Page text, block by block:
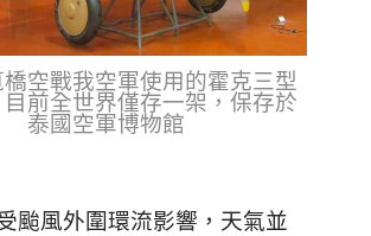
橋空戰我空軍使用的霍克三型
前全世界僅存一架，保存於
泰國空軍博物館
颱風外圍環流影響，天氣並